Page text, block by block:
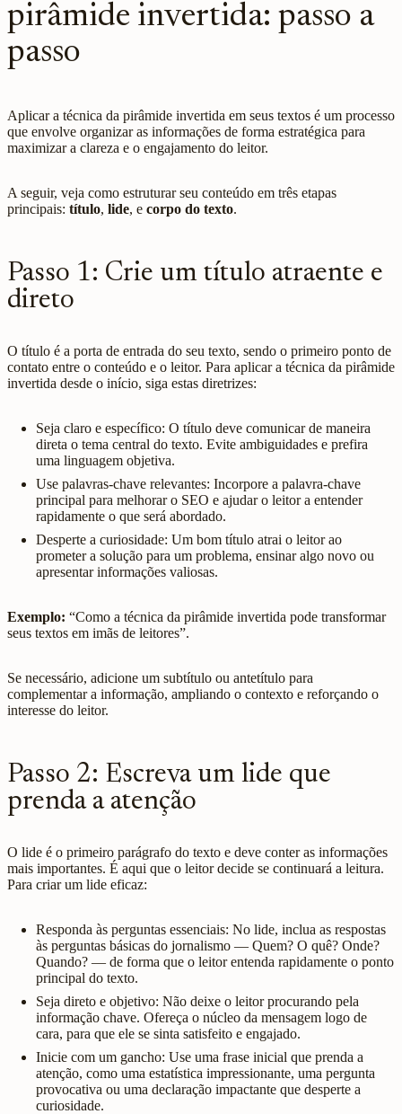
pirâmide invertida: passo a
passo
Aplicar a técnica da pirâmide invertida em seus textos é um processo
que envolve organizar as informações de forma estratégica para
maximizar a clareza e o engajamento do leitor.
A seguir, veja como estruturar seu conteúdo em três etapas
principais: título, lide, e corpo do texto.
Passo 1: Crie um título atraente e
direto
O título é a porta de entrada do seu texto, sendo o primeiro ponto de
contato entre o conteúdo e o leitor. Para aplicar a técnica da pirâmide
invertida desde o início, siga estas diretrizes:
Seja claro e específico: O título deve comunicar de maneira
direta o tema central do texto. Evite ambiguidades e prefira
uma linguagem objetiva.
Use palavras-chave relevantes: Incorpore a palavra-chave
principal para melhorar o SEO e ajudar o leitor a entender
rapidamente o que será abordado.
Desperte a curiosidade: Um bom título atrai o leitor ao
prometer a solução para um problema, ensinar algo novo ou
apresentar informações valiosas.
Exemplo: “Como a técnica da pirâmide invertida pode transformar
seus textos em imãs de leitores”.
Se necessário, adicione um subtítulo ou antetítulo para
complementar a informação, ampliando o contexto e reforçando o
interesse do leitor.
Passo 2: Escreva um lide que
prenda a atenção
O lide é o primeiro parágrafo do texto e deve conter as informações
mais importantes. É aqui que o leitor decide se continuará a leitura.
Para criar um lide eficaz:
Responda às perguntas essenciais: No lide, inclua as respostas
às perguntas básicas do jornalismo — Quem? O quê? Onde?
Quando? — de forma que o leitor entenda rapidamente o ponto
principal do texto.
Seja direto e objetivo: Não deixe o leitor procurando pela
informação chave. Ofereça o núcleo da mensagem logo de
cara, para que ele se sinta satisfeito e engajado.
Inicie com um gancho: Use uma frase inicial que prenda a
atenção, como uma estatística impressionante, uma pergunta
provocativa ou uma declaração impactante que desperte a
curiosidade.